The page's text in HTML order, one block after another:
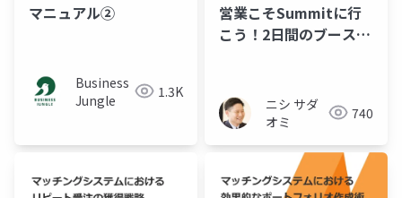
マニュアル②
Business
Jungle
1.3K
営業こそSummitに行
こう！2日間のブース対
ニシ サダ
オミ
740